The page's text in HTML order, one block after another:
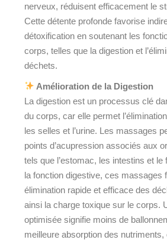
nerveux, réduisent efficacement le
Cette détente profonde favorise
détoxification en soutenant les
corps, telles que la digestion et
déchets.
Amélioration de la Digestion
La digestion est un processus clé
du corps, car elle permet
les selles et l’urine. Les massages
points d’acupression associés aux
tels que l’estomac, les intestins et le
la fonction digestive, ces massages
élimination rapide et efficace des
ainsi la charge toxique sur le corps.
optimisée signifie moins de
meilleure absorption des